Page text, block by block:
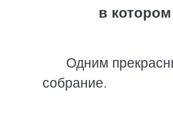
в
Одним
собрание.